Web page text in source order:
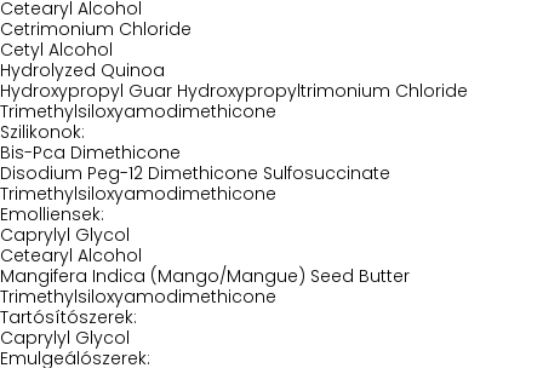
Cetearyl Alcohol
Cetrimonium Chloride
Cetyl Alcohol
Hydrolyzed Quinoa
Hydroxypropyl Guar Hydroxypropyltrimonium Chloride
Trimethylsiloxyamodimethicone
Szilikonok:
Bis-Pca Dimethicone
Disodium Peg-12 Dimethicone Sulfosuccinate
Trimethylsiloxyamodimethicone
Emolliensek:
Caprylyl Glycol
Cetearyl Alcohol
Mangifera Indica (Mango/Mangue) Seed Butter
Trimethylsiloxyamodimethicone
Tartósítószerek:
Caprylyl Glycol
Emulgeálószerek: